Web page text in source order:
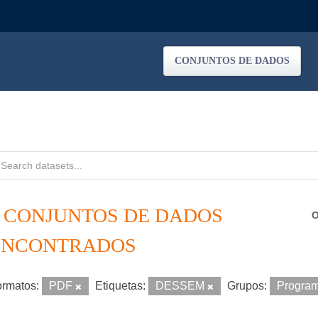
CONJUNTOS DE DADOS
CONJUNTOS DE DADOS
PDF Etiquetas: DESSEM Grupos: